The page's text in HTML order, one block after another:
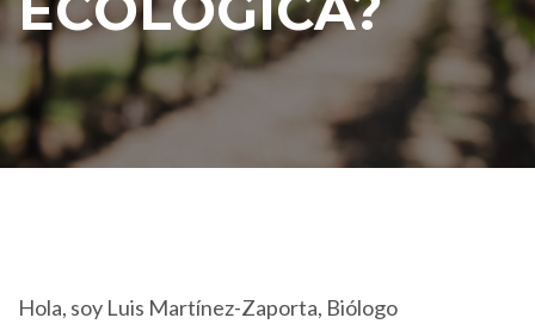
Hola, soy Luis Martínez-Zaporta, Biólogo